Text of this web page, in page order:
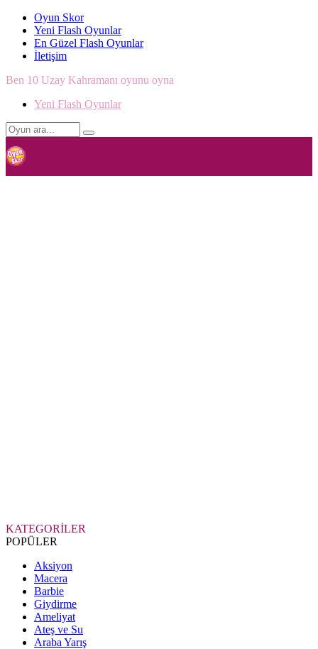
Oyun Skor
Yeni Flash Oyunlar
En Güzel Flash Oyunlar
İletişim
Ben 10 Uzay Kahramanı oyunu oyna
Yeni Flash Oyunlar
KATEGORİLER
POPÜLER
Aksiyon
Macera
Barbie
Giydirme
Ameliyat
Ateş ve Su
Araba Yarış